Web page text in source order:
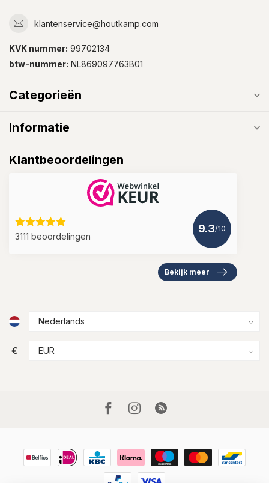
klantenservice@houtkamp.com
KVK nummer: 99702134
btw-nummer: NL869097763B01
Categorieën
Informatie
Klantbeoordelingen
3111 beoordelingen
9.3/10
Bekijk meer
€